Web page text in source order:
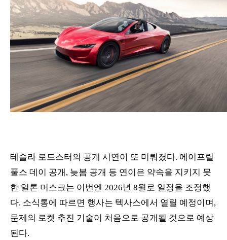
테슬라 로드스터의 공개 시연이 또 미뤄졌다. 에이프릴
풀스 데이 공개, 늦봄 공개 등 연이은 약속을 지키지 못
한 일론 머스크는 이번엔 2026년 8월로 일정을 조정했
다. 소식통에 따르면 행사는 텍사스에서 열릴 예정이며,
문제의 로켓 추진 기술이 처음으로 공개될 것으로 예상
된다.